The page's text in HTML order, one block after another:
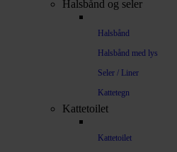
Halsbånd og seler
Halsbånd
Halsbånd med lys
Seler / Liner
Kattetegn
Kattetoilet
Kattetoilet